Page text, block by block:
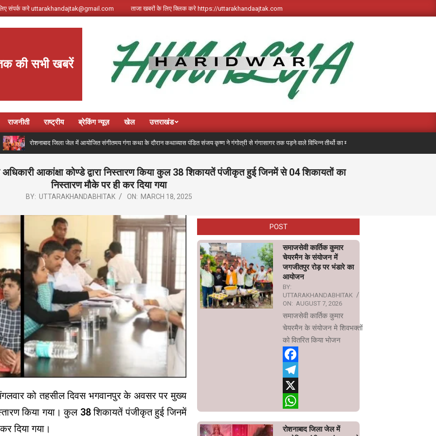
संपर्क करे uttarakhandajtak@gmail.com ताजा खबरों के लिए क्लिक करे https://uttarakhandaajtak.com
की सभी खबरें
राजनीती राष्ट्रीय ब्रेकिंग न्यूज़ खेल उत्तराखंड
रोशनाबाद जिला जेल में आयोजित संगीतमय गंगा कथा के दौरान कथाव्यास पंडित संजय कृष्ण ने गंगोत्री से गंगासागर तक पड़ने वाले विभिन्न तीर्थो का महत्व बताते हुए कहा कि
आकांक्षा कोण्डे द्वारा निस्तारण किया कुल 38 शिकायतें पंजीकृत हुई जिनमें से 04 शिकायतों का
निस्तारण मौके पर ही कर दिया गया
BY: UTTARAKHANDABHITAK ON: MARCH 18, 2025
को तहसील दिवस भगवानपुर के अवसर पर मुख्य
किया गया। कुल 38 शिकायतें पंजीकृत हुई जिनमें
दिया गया।
POST
समाजसेवी कार्तिक कुमार
चेयरमैन के संयोजन में
जगजीतपुर रोड़ पर भंडारे का
आयोजन
BY:
UTTARAKHANDABHITAK
ON: AUGUST 7, 2026
समाजसेवी कार्तिक कुमार
चेयरमैन के संयोजन मे शिवभक्तों
को वितरित किया भोजन
Facebook
Telegram
X
रोशनाबाद जिला जेल में